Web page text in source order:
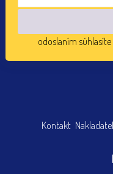
odoslaním súhlasíte
Kontakt